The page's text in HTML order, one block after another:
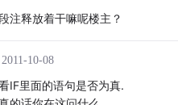
注释放着干嘛呢楼主？
2011-10-08
IF里面的语句是否为真.